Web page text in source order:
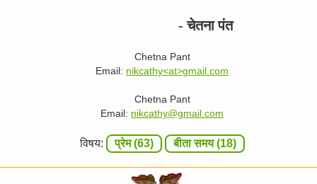
- चेतना पंत
Chetna Pant
Email: nikcathy<at>gmail.com
Chetna Pant
Email: nikcathy@gmail.com
विषय: प्रेम (63) बीता समय (18)